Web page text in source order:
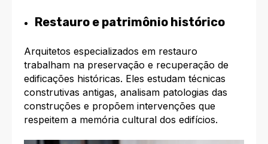
Restauro e patrimônio histórico
Arquitetos especializados em restauro
trabalham na preservação e recuperação de
edificações históricas. Eles estudam técnicas
construtivas antigas, analisam patologias das
construções e propõem intervenções que
respeitem a memória cultural dos edifícios.